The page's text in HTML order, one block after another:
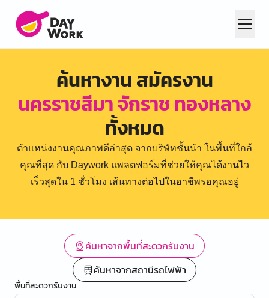
ค้นหางาน สมัครงาน
นครราชสีมา จักราช ทองหลาง
ทั้งหมด
ตำแหน่งงานคุณภาพดีล่าสุด จากบริษัทชั้นนำ ในพื้นที่ใกล้
คุณที่สุด กับ Daywork แพลตฟอร์มที่ช่วยให้คุณได้งานไว
เร็วสุดใน 1 ชั่วโมง เส้นทางต่อไปในอาชีพรอคุณอยู่
ค้นหาจากพื้นที่สะดวกรับงาน
ค้นหาจากสถานีรถไฟฟ้า
พื้นที่สะดวกรับงาน